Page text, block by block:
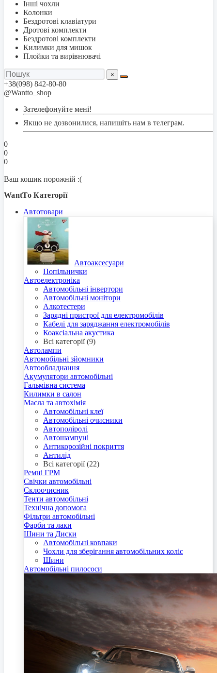
Інші чохли
Колонки
Бездротові клавіатури
Дротові комплекти
Бездротові комплекти
Килимки для мишок
Плойки та вирівнювачі
×
+38(098) 842-80-80
@Wantto_shop
Зателефонуйте мені!
Якщо не дозвонилися, напишіть нам в телеграм.
0
0
0
Ваш кошик порожній :(
WantTo Категорії
Автотовари
Автоаксесуари
Попільнички
Автоелектроніка
Автомобільні інвертори
Автомобільні монітори
Алкотестери
Зарядні пристрої для електромобілів
Кабелі для заряджання електромобілів
Коаксіальна акустика
Всі категорії (9)
Автолампи
Автомобільні зйомники
Автообладнання
Акумулятори автомобільні
Гальмівна система
Килимки в салон
Масла та автохімія
Автомобільні клеї
Автомобільні очисники
Автополіролі
Автошампуні
Антикорозійні покриття
Антилід
Всі категорії (22)
Ремні ГРМ
Свічки автомобільні
Склоочисник
Тенти автомобільні
Технічна допомога
Фільтри автомобільні
Фарби та лаки
Шини та Диски
Автомобільні ковпаки
Чохли для зберігання автомобільних коліс
Шини
Автомобільні пилососи